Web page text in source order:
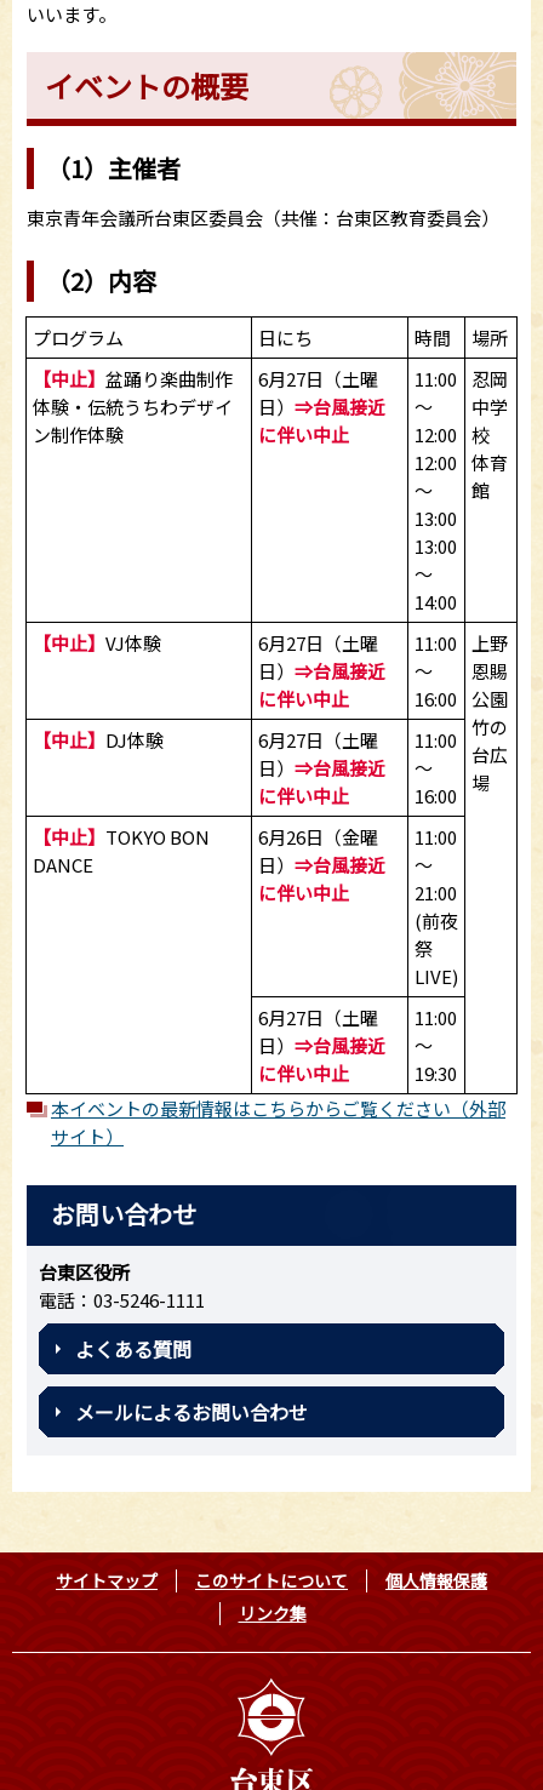
いいます。
イベントの概要
（1）主催者
東京青年会議所台東区委員会（共催：台東区教育委員会）
（2）内容
プログラム 日にち 時間
場所
【中止】 盆踊り楽曲制作
体験・伝統うちわデザイ
ン制作体験
6月27日（土曜
日） ⇒台風接近
に伴い中止
11:00
～
12:00
12:00
～
13:00
13:00
～
14:00
忍岡
中学
校
体育
館
【中止】 VJ体験
6月27日（土曜
日） ⇒台風接近
に伴い中止
11:00
～
16:00
上野
恩賜
公園
竹の
台広
場
【中止】 DJ体験
6月27日（土曜
日） ⇒台風接近
に伴い中止
11:00
～
16:00
【中止】 TOKYO BON
DANCE
6月26日（金曜
日） ⇒台風接近
に伴い中止
11:00
～
21:00
(前夜
祭
LIVE)
6月27日（土曜
日） ⇒台風接近
に伴い中止
11:00
～
19:30
本イベントの最新情報はこちらからご覧ください（外部
サイト）
お問い合わせ
台東区役所
電話：03-5246-1111
よくある質問
メールによるお問い合わせ
サイトマップ このサイトについて
個人情報保護
リンク集